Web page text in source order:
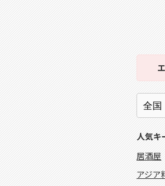
人気キ
居酒屋
アジア